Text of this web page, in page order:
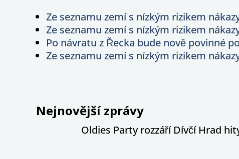
Ze seznamu zemí s nízkým rizikem
Ze seznamu zemí s nízkým rizikem
Po návratu z Řecka bude nově povinné
Ze seznamu zemí s nízkým rizikem
Nejnovější zprávy
Oldies Party rozzáří Dívčí Hrad